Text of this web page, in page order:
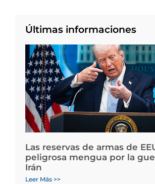
Últimas informaciones
Las reservas de armas de
peligrosa mengua por la
Irán
Leer Más >>